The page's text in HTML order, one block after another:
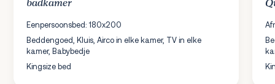
badkamer
Eenpersoonsbed: 180x200
Beddengoed, Kluis, Airco in elke kamer, TV in elke
kamer, Babybedje
Kingsize bed